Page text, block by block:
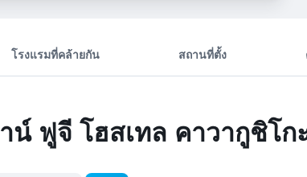
โรงแรมที่คล้ายกัน สถานที่ตั้ง
น์ ฟูจี โฮสเทล คาวากูชิโก